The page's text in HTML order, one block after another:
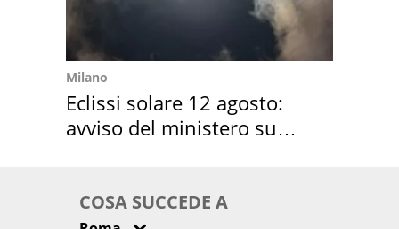
Milano
Eclissi solare 12 agosto:
avviso del ministero su